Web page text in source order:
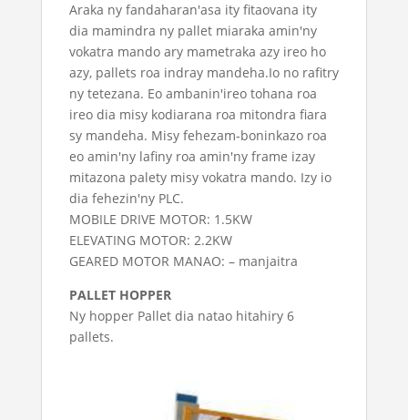
Araka ny fandaharan'asa ity fitaovana ity
dia mamindra ny pallet miaraka amin'ny
vokatra mando ary mametraka azy ireo ho
azy, pallets roa indray mandeha.Io no rafitry
ny tetezana. Eo ambanin'ireo tohana roa
ireo dia misy kodiarana roa mitondra fiara
sy mandeha. Misy fehezam-boninkazo roa
eo amin'ny lafiny roa amin'ny frame izay
mitazona palety misy vokatra mando. Izy io
dia fehezin'ny PLC.
MOBILE DRIVE MOTOR: 1.5KW
ELEVATING MOTOR: 2.2KW
GEARED MOTOR MANAO: – manjaitra
PALLET HOPPER
Ny hopper Pallet dia natao hitahiry 6
pallets.